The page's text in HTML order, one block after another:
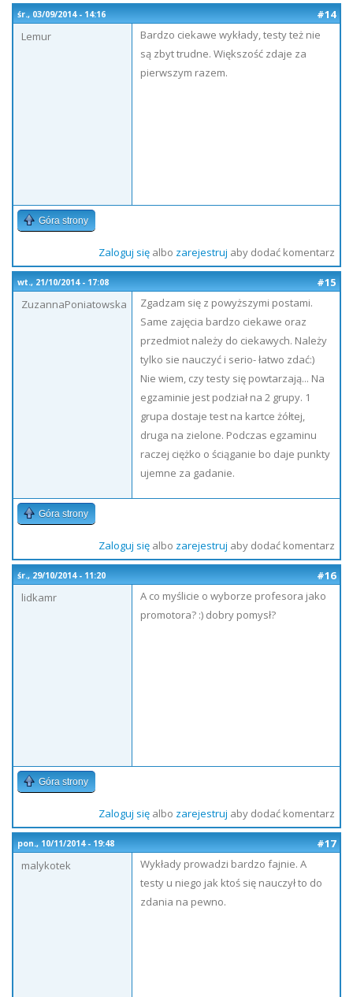
śr., 03/09/2014 - 14:16
#14
Lemur
Bardzo ciekawe wykłady, testy też nie
są zbyt trudne. Większość zdaje za
pierwszym razem.
Góra strony
Zaloguj sięalbo zarejestruj aby dodać komentarz
wt., 21/10/2014 - 17:08
#15
ZuzannaPoniatowska
Zgadzam się z powyższymi postami.
Same zajęcia bardzo ciekawe oraz
przedmiot należy do ciekawych. Należy
tylko sie nauczyć i serio- łatwo zdać:)
Nie wiem, czy testy się powtarzają... Na
egzaminie jest podział na 2 grupy. 1
grupa dostaje test na kartce żółtej,
druga na zielone. Podczas egzaminu
raczej ciężko o ściąganie bo daje punkty
ujemne za gadanie.
Góra strony
Zaloguj sięalbo zarejestruj aby dodać komentarz
śr., 29/10/2014 - 11:20
#16
lidkamr
A co myślicie o wyborze profesora jako
promotora? :) dobry pomysł?
Góra strony
Zaloguj sięalbo zarejestruj aby dodać komentarz
pon., 10/11/2014 - 19:48
#17
malykotek
Wykłady prowadzi bardzo fajnie. A
testy u niego jak ktoś się nauczył to do
zdania na pewno.